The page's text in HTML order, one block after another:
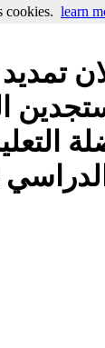
2014-
cookies. learn